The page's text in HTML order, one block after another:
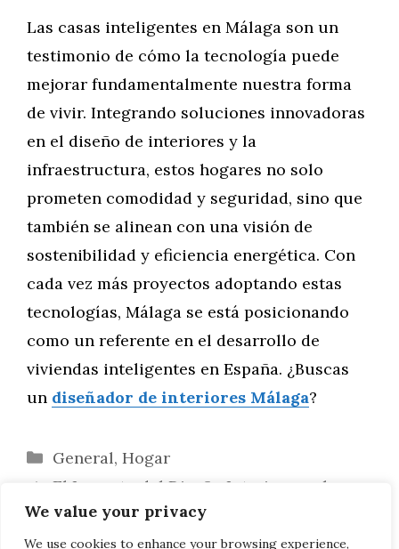
We value your privacy
We use cookies to enhance your browsing experience,
Las casas inteligentes en Málaga son un
testimonio de cómo la tecnología puede
mejorar fundamentalmente nuestra forma
de vivir. Integrando soluciones innovadoras
en el diseño de interiores y la
infraestructura, estos hogares no solo
prometen comodidad y seguridad, sino que
también se alinean con una visión de
sostenibilidad y eficiencia energética. Con
cada vez más proyectos adoptando estas
tecnologías, Málaga se está posicionando
como un referente en el desarrollo de
viviendas inteligentes en España. ¿Buscas
un diseñador de interiores Málaga?
Categorías
General, Hogar
El Impacto del Diseño Interior en el
Bienestar y la Salud Mental en Málaga
Interioristas de Vanguardia en Málaga: